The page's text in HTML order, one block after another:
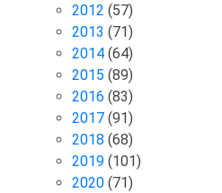
2012 (57)
2013 (71)
2014 (64)
2015 (89)
2016 (83)
2017 (91)
2018 (68)
2019 (101)
2020 (71)